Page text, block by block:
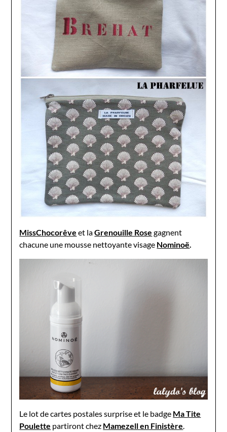
MissChocorêve et laGrenouille Rose gagnent
chacune une mousse nettoyante visage Nominoë
Le lot de cartes postales surprise et le badge Ma Tite
Poulette partiront chez Mamezell en Finistère.